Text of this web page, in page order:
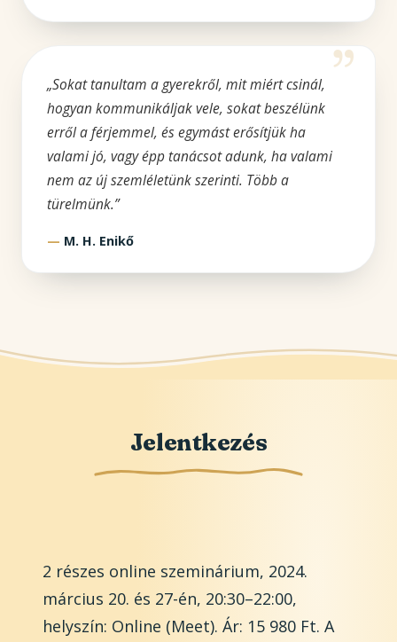
„Sokat tanultam a gyerekről, mit miért csinál,
hogyan kommunikáljak vele, sokat beszélünk
erről a férjemmel, és egymást erősítjük ha
valami jó, vagy épp tanácsot adunk, ha valami
nem az új szemléletünk szerinti. Több a
türelmünk.”
M. H. Enikő
Jelentkezés
2 részes online szeminárium, 2024.
március 20. és 27-én, 20:30–22:00,
helyszín: Online (Meet). Ár: 15 980 Ft. A